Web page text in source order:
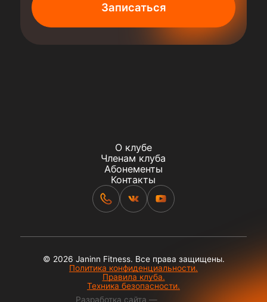
Записаться
О клубе
Членам клуба
Абонементы
Контакты
© 2026 Janinn Fitness. Все права защищены.
Политика конфиденциальности.
Правила клуба.
Техника безопасности.
Разработка сайта —